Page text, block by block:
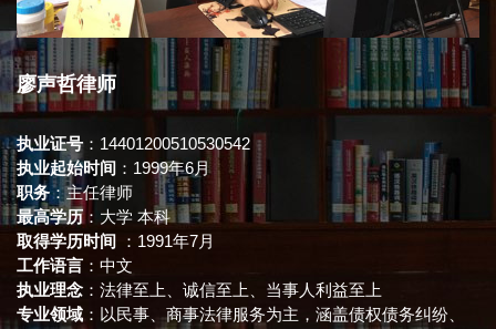
廖声哲律师
执业证号：14401200510530542
执业起始时间 ：1999年6月
职务：主任律师
最高学历 ：大学 本科
取得学历时间
：1991年7月
工作语言 ：中文
执业理念 ：法律至上、诚信至上、当事人利益至上
专业领域 ：以民事、商事法律服务为主，涵盖债权债务纠纷、